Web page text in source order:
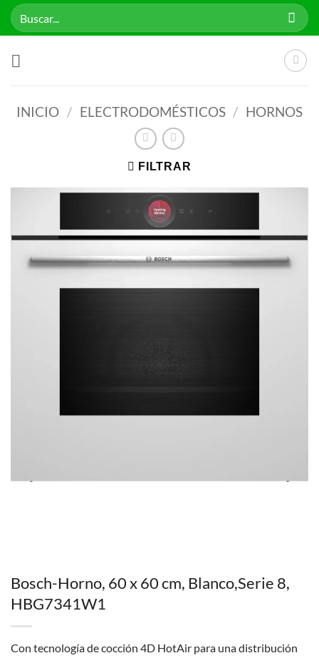
Saltar
Buscar
por:
INICIO / ELECTRODOMÉSTICOS / HORNOS
FILTRAR
Bosch-Horno, 60 x 60 cm, Blanco,Serie 8,
HBG7341W1
Con tecnología de cocción 4D HotAir para una distribución